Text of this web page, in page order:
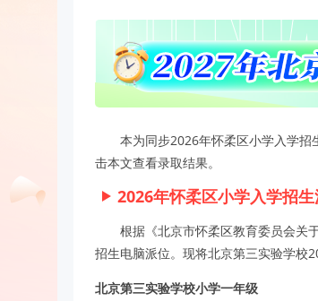
本为同步2026年怀柔区小学入学
击本文查看录取结果。
2026年怀柔区小学入学招
根据《北京市怀柔区教育委员会关
招生电脑派位。现将北京第三实验学校
北京第三实验学校小学一年级